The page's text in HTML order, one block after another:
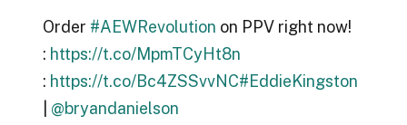
Order #AEWRevolution on PPV right now!
: https://t.co/MpmTCyHt8n
: https://t.co/Bc4ZSSvvNC#EddieKingston
@bryandanielson